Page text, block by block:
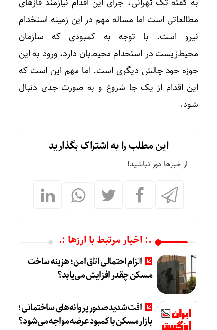
به گفته تک تهرانی، اجرای این اقدام نیازمند فازهای
مطالعاتی است اما مساله مهم در این زمینه استخدام
نیرو است. با توجه به کمبودی که سازمان
محیط‌زیست در استخدام محیط‌بان دارد، ورود به این
حوزه خود چالش دیگری است. اما مهم این است که
این اقدام از یک جا شروع و به صورت جدی دنبال
شود.
این مطلب را به اشتراک بگذارید
از خبرها دور نباشید!
.: اخبار مرتبط با ارزها :.
الزام احتمالی اتاق امن؛ هزینه ساخت
مسکن چقدر افزایش می‌یابد؟
افت شدید صدور پروانه‌های ساختمانی؛
بازار مسکن با کمبود عرضه مواجه می‌شود؟